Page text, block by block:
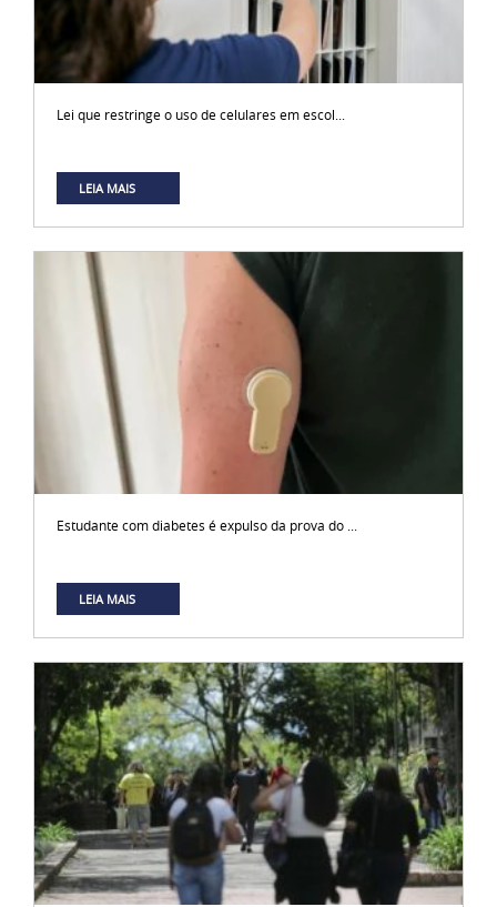
Lei que restringe o uso de celulares em escol...
LEIA MAIS
Estudante com diabetes é expulso da prova do ...
LEIA MAIS